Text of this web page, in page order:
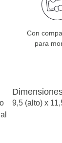
Con
para
9,5 (alto) x